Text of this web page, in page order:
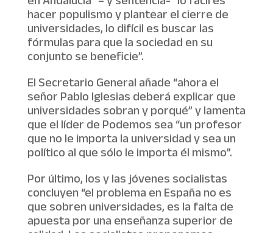
hacer populismo y plantear el cierre de
universidades, lo difícil es buscar las
fórmulas para que la sociedad en su
conjunto se beneficie”.
El Secretario General añade “ahora el
señor Pablo Iglesias deberá explicar que
universidades sobran y porqué” y lamenta
que el líder de Podemos sea “un profesor
que no le importa la universidad y sea un
político al que sólo le importa él mismo”.
Por último, los y las jóvenes socialistas
concluyen “el problema en España no es
que sobren universidades, es la falta de
apuesta por una enseñanza superior de